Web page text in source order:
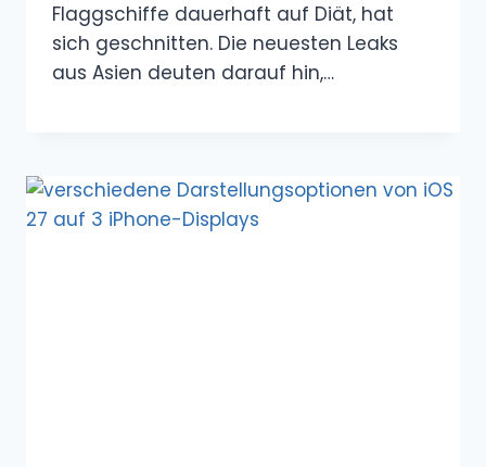
Flaggschiffe dauerhaft auf Diät, hat
sich geschnitten. Die neuesten Leaks
aus Asien deuten darauf hin,…